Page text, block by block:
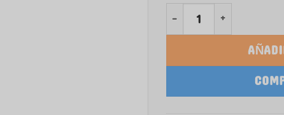
Cantidad SmartBiz